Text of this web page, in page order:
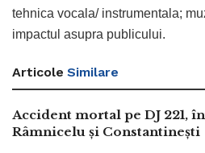
tehnica vocala/ instrumentala;
impactul asupra publicului.
Articole Similare
Accident mortal pe DJ 221,
Râmnicelu și Constantinești